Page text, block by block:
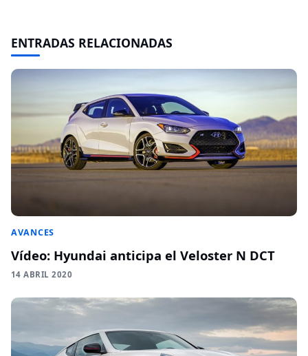
ENTRADAS RELACIONADAS
AVANCES
Vídeo: Hyundai anticipa el Veloster N DCT
14 ABRIL 2020